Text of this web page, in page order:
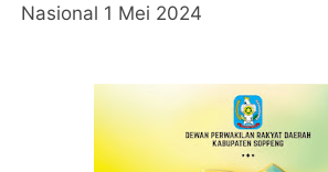
Nasional 1 Mei 2024